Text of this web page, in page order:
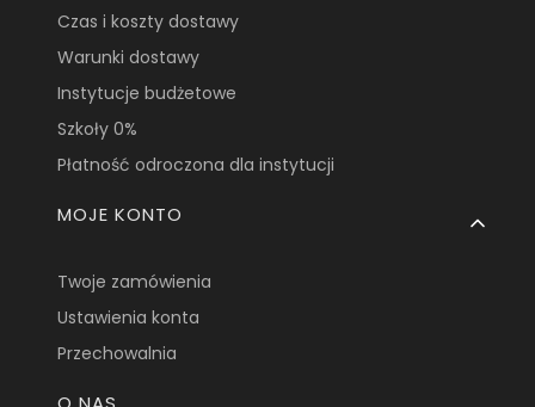
Czas i koszty dostawy
Warunki dostawy
Instytucje budżetowe
Szkoły 0%
Płatność odroczona dla instytucji
MOJE KONTO
Twoje zamówienia
Ustawienia konta
Przechowalnia